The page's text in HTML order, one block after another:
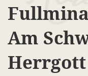
Am
Herrgott